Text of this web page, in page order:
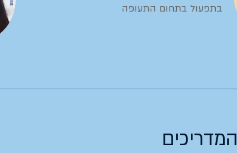
בתפעול בתחום התעופה
המדריכים